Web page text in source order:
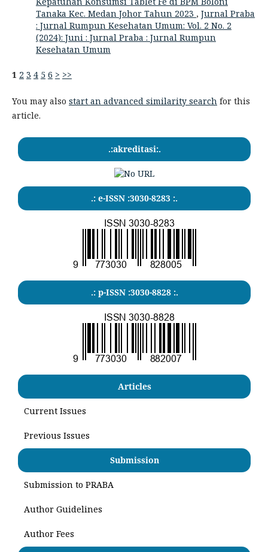
Tanaka Kec. Medan Johor Tahun 2023 , Jurnal Praba
: Jurnal Rumpun Kesehatan Umum: Vol. 2 No. 2
(2024): Juni : Jurnal Praba : Jurnal Rumpun
Kesehatan Umum
1 2 3 4 5 6 > >>
You may also start an advanced similarity searchfor this
article.
.:akreditasi:.
.: e-ISSN :3030-8283 :.
.: p-ISSN :3030-8828 :.
Articles
Current Issues
Previous Issues
Submission
Submission to PRABA
Author Guidelines
Author Fees